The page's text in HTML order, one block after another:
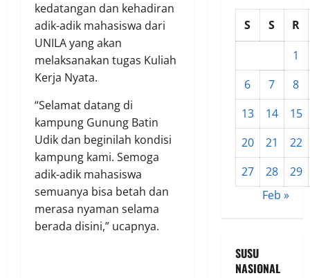
kedatangan dan kehadiran
adik-adik mahasiswa dari
UNILA yang akan
melaksanakan tugas Kuliah
Kerja Nyata.
“Selamat datang di
kampung Gunung Batin
Udik dan beginilah kondisi
kampung kami. Semoga
adik-adik mahasiswa
semuanya bisa betah dan
merasa nyaman selama
berada disini,” ucapnya.
S S
R
1
6
7
8
13
14
15
20
21
22
27
28
29
Feb »
SUSU
NASIONAL